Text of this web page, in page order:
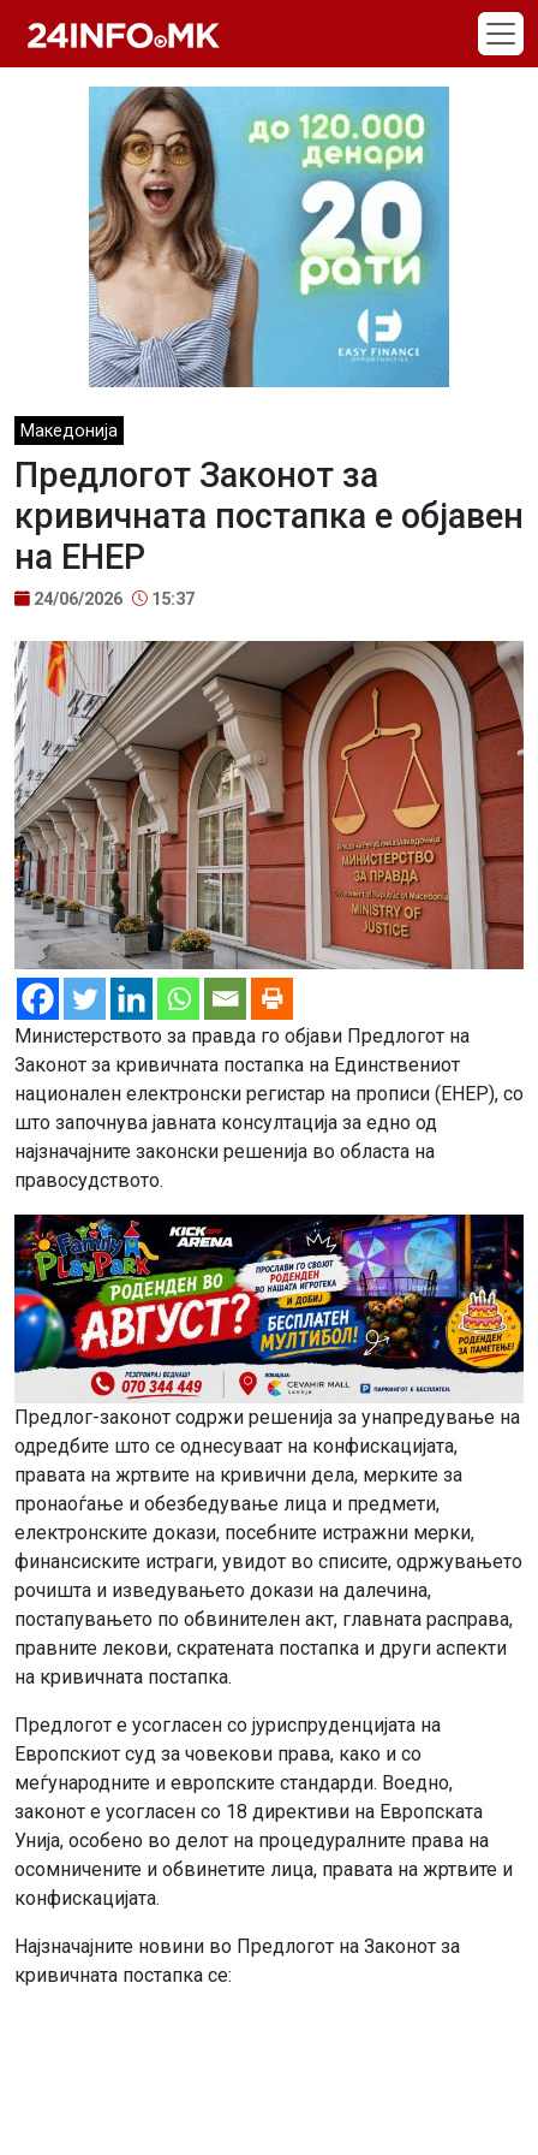
Македонија
Предлогот Законот за
кривичната постапка е објавен
на ЕНЕР
24/06/2026 15:37
Министерството за правда го објави Предлогот на
Законот за кривичната постапка на Единствениот
национален електронски регистар на прописи (ЕНЕР), со
што започнува јавната консултација за едно од
најзначајните законски решенија во областа на
правосудството.
Предлог-законот содржи решенија за унапредување на
одредбите што се однесуваат на конфискацијата,
правата на жртвите на кривични дела, мерките за
пронаоѓање и обезбедување лица и предмети,
електронските докази, посебните истражни мерки,
финансиските истраги, увидот во списите, одржувањето
рочишта и изведувањето докази на далечина,
постапувањето по обвинителен акт, главната расправа,
правните лекови, скратената постапка и други аспекти
на кривичната постапка.
Предлогот е усогласен со јуриспруденцијата на
Европскиот суд за човекови права, како и со
меѓународните и европските стандарди. Воедно,
законот е усогласен со 18 директиви на Европската
Унија, особено во делот на процедуралните права на
осомничените и обвинетите лица, правата на жртвите и
конфискацијата.
Најзначајните новини во Предлогот на Законот за
кривичната постапка се: